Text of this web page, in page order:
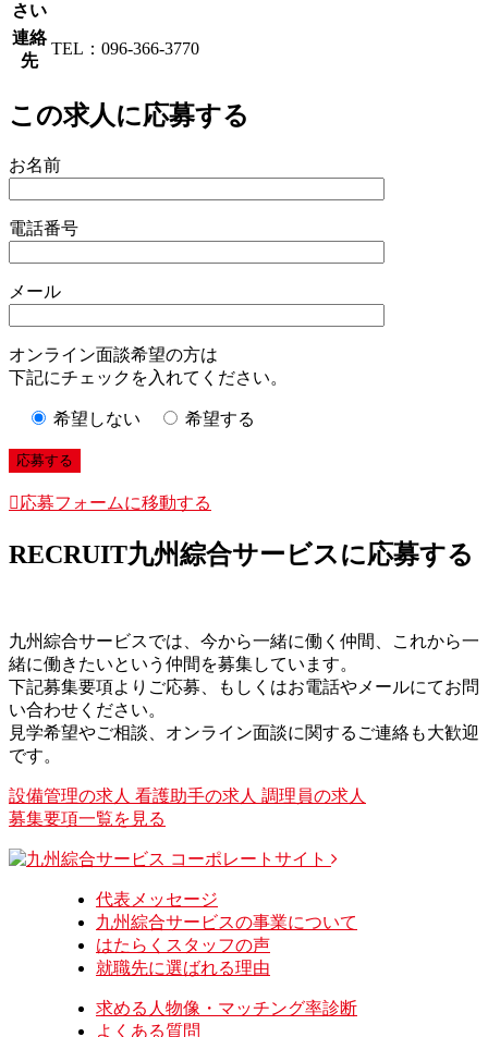
さい
連絡
先
TEL：096-366-3770
この求人に応募する
お名前
電話番号
メール
オンライン面談希望の方は
下記にチェックを入れてください。
希望しない 希望する
応募フォームに移動する
RECRUIT九州綜合サービスに応募する
九州綜合サービスでは、今から一緒に働く仲間、これから一
緒に働きたいという仲間を募集しています。
下記募集要項よりご応募、もしくはお電話やメールにてお問
い合わせください。
見学希望やご相談、オンライン面談に関するご連絡も大歓迎
です。
設備管理の求人 看護助手の求人 調理員の求人
募集要項一覧を見る
コーポレートサイト
代表メッセージ
九州綜合サービスの事業について
はたらくスタッフの声
就職先に選ばれる理由
求める人物像・マッチング率診断
よくある質問